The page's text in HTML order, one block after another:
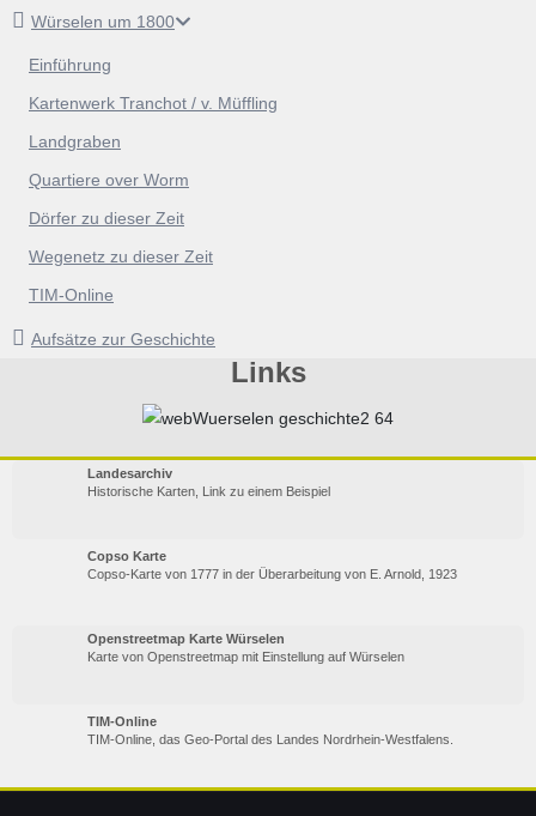
Würselen um 1800
Einführung
Kartenwerk Tranchot / v. Müffling
Landgraben
Quartiere over Worm
Dörfer zu dieser Zeit
Wegenetz zu dieser Zeit
TIM-Online
Aufsätze zur Geschichte
Links
Landesarchiv
Historische Karten, Link zu einem Beispiel
Copso Karte
Copso-Karte von 1777 in der Überarbeitung von E. Arnold, 1923
Openstreetmap Karte Würselen
Karte von Openstreetmap mit Einstellung auf Würselen
TIM-Online
TIM-Online, das Geo-Portal des Landes Nordrhein-Westfalens.